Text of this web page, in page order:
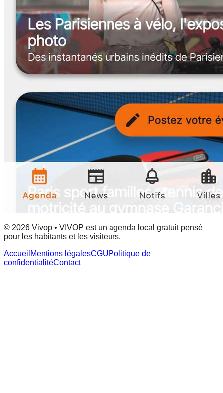
© 2026 Vivop • VIVOP est un agenda local gratuit pensé
pour les habitants et les visiteurs.
Accueil Mentions légalesCGUPolitique de
confidentialitéContact